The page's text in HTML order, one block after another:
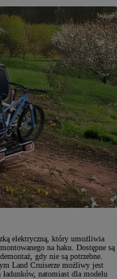
elektryczną, który umożliwia
na haku. Dostępne są
gdy nie są potrzebne.
Land Cruiserze możliwy jest
natomiast dla modelu